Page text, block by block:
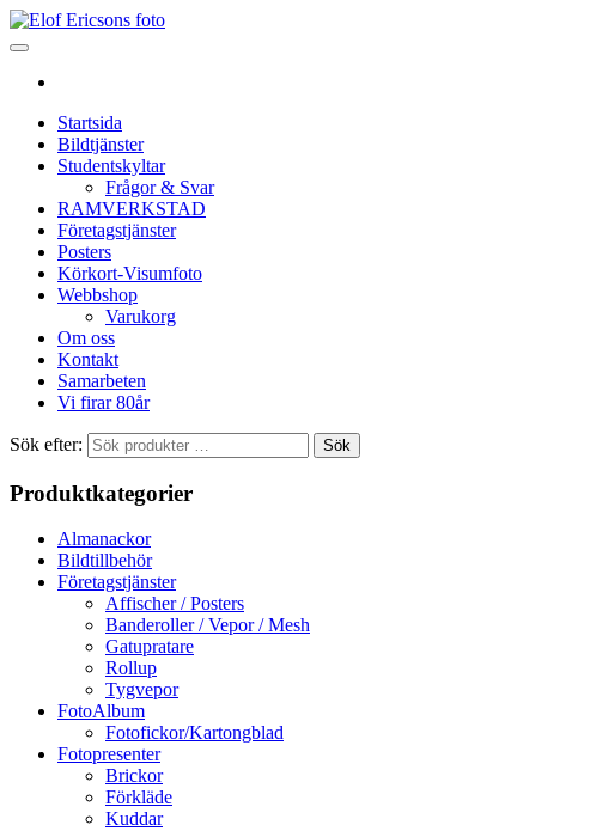
Startsida
Bildtjänster
Studentskyltar
Frågor & Svar
RAMVERKSTAD
Företagstjänster
Posters
Körkort-Visumfoto
Webbshop
Varukorg
Om oss
Kontakt
Samarbeten
Vi firar 80år
Sök efter: Sök
Produktkategorier
Almanackor
Bildtillbehör
Företagstjänster
Affischer / Posters
Banderoller / Vepor / Mesh
Gatupratare
Rollup
Tygvepor
FotoAlbum
Fotofickor/Kartongblad
Fotopresenter
Brickor
Förkläde
Kuddar